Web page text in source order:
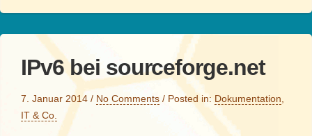
IPv6 bei sourceforge.net
7. Januar 2014 / No Comments / Posted in: Dokumentation
IT & Co.